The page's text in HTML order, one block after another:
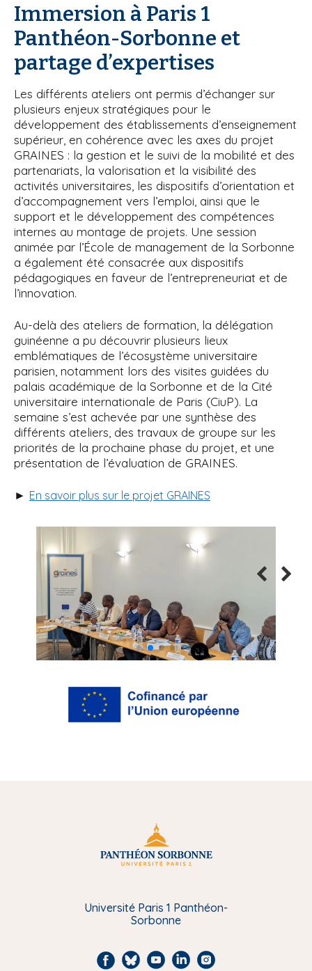
Immersion à Paris 1
Panthéon-Sorbonne et
partage d’expertises
Les différents ateliers ont permis d’échanger sur
plusieurs enjeux stratégiques pour le
développement des établissements d’enseignement
supérieur, en cohérence avec les axes du projet
GRAINES : la gestion et le suivi de la mobilité et des
partenariats, la valorisation et la visibilité des
activités universitaires, les dispositifs d’orientation et
d’accompagnement vers l’emploi, ainsi que le
support et le développement des compétences
internes au montage de projets. Une session
animée par l’École de management de la Sorbonne
a également été consacrée aux dispositifs
pédagogiques en faveur de l’entrepreneuriat et de
l’innovation.
Au-delà des ateliers de formation, la délégation
guinéenne a pu découvrir plusieurs lieux
emblématiques de l’écosystème universitaire
parisien, notamment lors des visites guidées du
palais académique de la Sorbonne et de la Cité
universitaire internationale de Paris (CiuP). La
semaine s’est achevée par une synthèse des
différents ateliers, des travaux de groupe sur les
priorités de la prochaine phase du projet, et une
présentation de l’évaluation de GRAINES.
► En savoir plus sur le projet GRAINES
Université Paris 1 Panthéon-
Sorbonne